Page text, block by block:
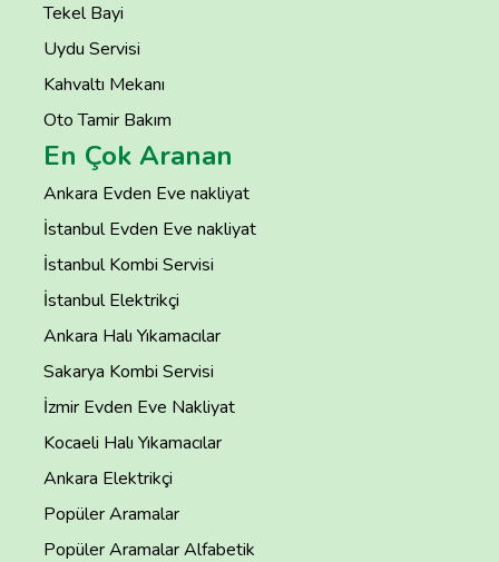
Tekel Bayi
Uydu Servisi
Kahvaltı Mekanı
Oto Tamir Bakım
En Çok Aranan
Ankara Evden Eve nakliyat
İstanbul Evden Eve nakliyat
İstanbul Kombi Servisi
İstanbul Elektrikçi
Ankara Halı Yıkamacılar
Sakarya Kombi Servisi
İzmir Evden Eve Nakliyat
Kocaeli Halı Yıkamacılar
Ankara Elektrikçi
Popüler Aramalar
Popüler Aramalar Alfabetik